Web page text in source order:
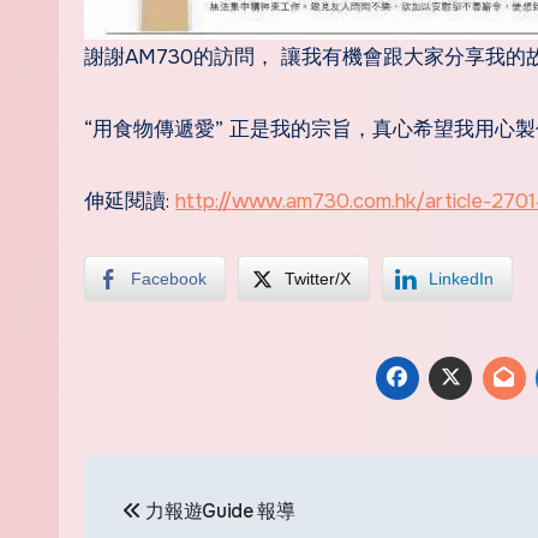
謝謝AM730的訪問， 讓我有機會跟大家分享我的
“用食物傳遞愛” 正是我的宗旨，真心希望我用心
伸延閱讀: http://www.am730.com.hk/article-
Facebook Twitter/X LinkedIn
力報遊Guide‬ 報導